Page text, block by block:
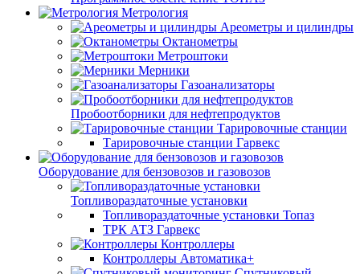
Метрология
Ареометры и цилиндры
Октанометры
Метроштоки
Мерники
Газоанализаторы
Пробоотборники для нефтепродуктов
Тарировочные станции
Тарировочные станции Гарвекс
Оборудование для бензовозов и газовозов
Топливораздаточные установки
Топливораздаточные установки Топаз
ТРК АТЗ Гарвекс
Контроллеры
Контроллеры Автоматика+